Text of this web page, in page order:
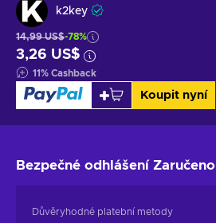
k2key
14,99 US$-78%
3,26 US$
11% Cashback
Koupit nyní
Bezpečné odhlášení Zaručeno
Důvěryhodné platební metody